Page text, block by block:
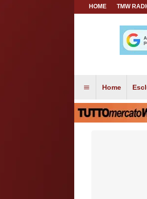
HOME TMW
Home